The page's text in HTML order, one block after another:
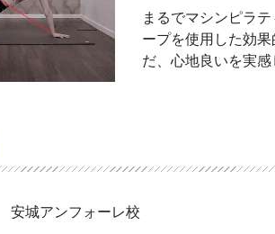
まるでマシンピラ
ープを使用した効
だ、心地良いを実感
安城アンフォーレ校